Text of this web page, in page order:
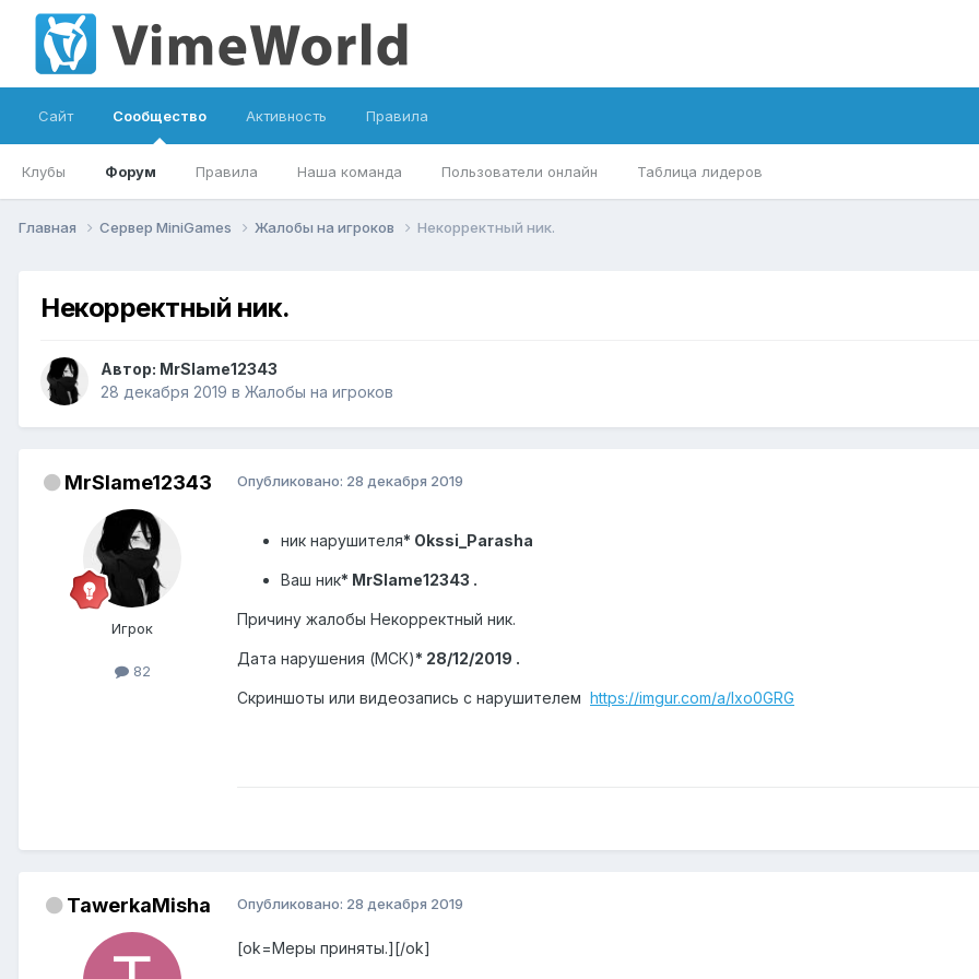
Сайт Сообщество
Клубы Форум Правила Наша команда Пользователи онлайн Таблица лидеров
Активность Правила
Главная Сервер MiniGames Жалобы на игроков Некорректный ник.
Некорректный ник.
Автор: MrSlame12343
28 декабря 2019 в Жалобы на игроков
MrSlame12343
Игрок
82
Опубликовано: 28 декабря 2019
ник нарушителя* Okssi_Parasha
Ваш ник* MrSlame12343 .
Причину жалобы Некорректный ник.
Дата нарушения (МСК)* 28/12/2019 .
Скриншоты или видеозапись с нарушителем https://imgur.com/a/Ixo0GRG
TawerkaMisha Опубликовано: 28 декабря 2019
[ok=Меры приняты.][/ok]